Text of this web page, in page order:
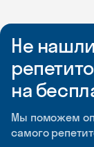
Не
на
Мы поможем
самого